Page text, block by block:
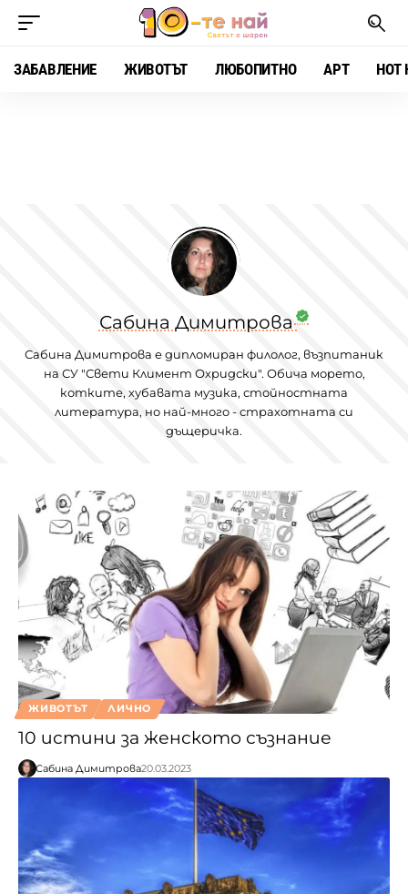
ЗАБАВЛЕНИЕ ЖИВОТЪТ ЛЮБОПИТНО АРТ HOT
Сабина Димитрова
Сабина Димитрова е дипломиран филолог, възпитаник
на СУ "Свети Климент Охридски". Обича морето,
котките, хубавата музика, стойностната
литература, но най-много - страхотната си
дъщеричка.
ЖИВОТЪТ ЛИЧНО
10 истини за женското съзнание
Сабина Димитрова20.03.2023